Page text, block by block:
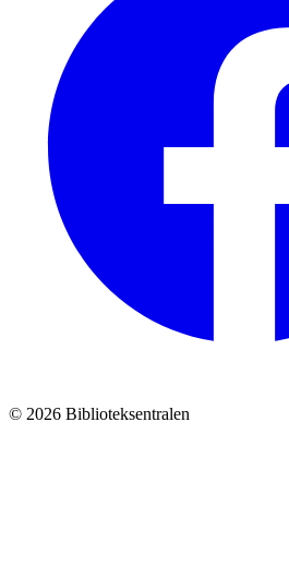
© 2026 Biblioteksentralen